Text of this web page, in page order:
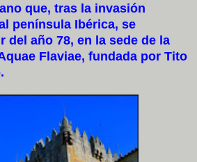
que, tras la invasión
península Ibérica, se
del año 78, en la sede de la
Flaviae, fundada por Tito